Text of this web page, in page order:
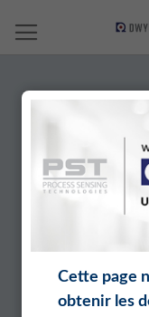
CETTE
Cette page
obtenir les